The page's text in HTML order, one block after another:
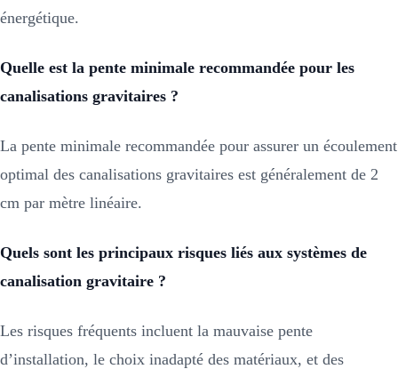
énergétique.
Quelle est la pente minimale recommandée pour les
canalisations gravitaires ?
La pente minimale recommandée pour assurer un écoulement
optimal des canalisations gravitaires est généralement de 2
cm par mètre linéaire.
Quels sont les principaux risques liés aux systèmes de
canalisation gravitaire ?
Les risques fréquents incluent la mauvaise pente
d’installation, le choix inadapté des matériaux, et des